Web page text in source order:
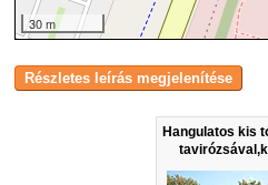
Hangulatos kis
30 m